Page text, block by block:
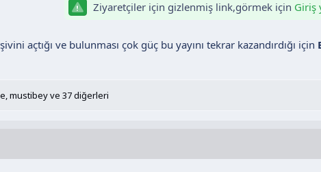
Ziyaretçiler için gizlenmiş link,görmek için Giriş
açtığı ve bulunması çok güç bu yayını tekrar kazandırdığı için
,mustibeyve 37 diğerleri